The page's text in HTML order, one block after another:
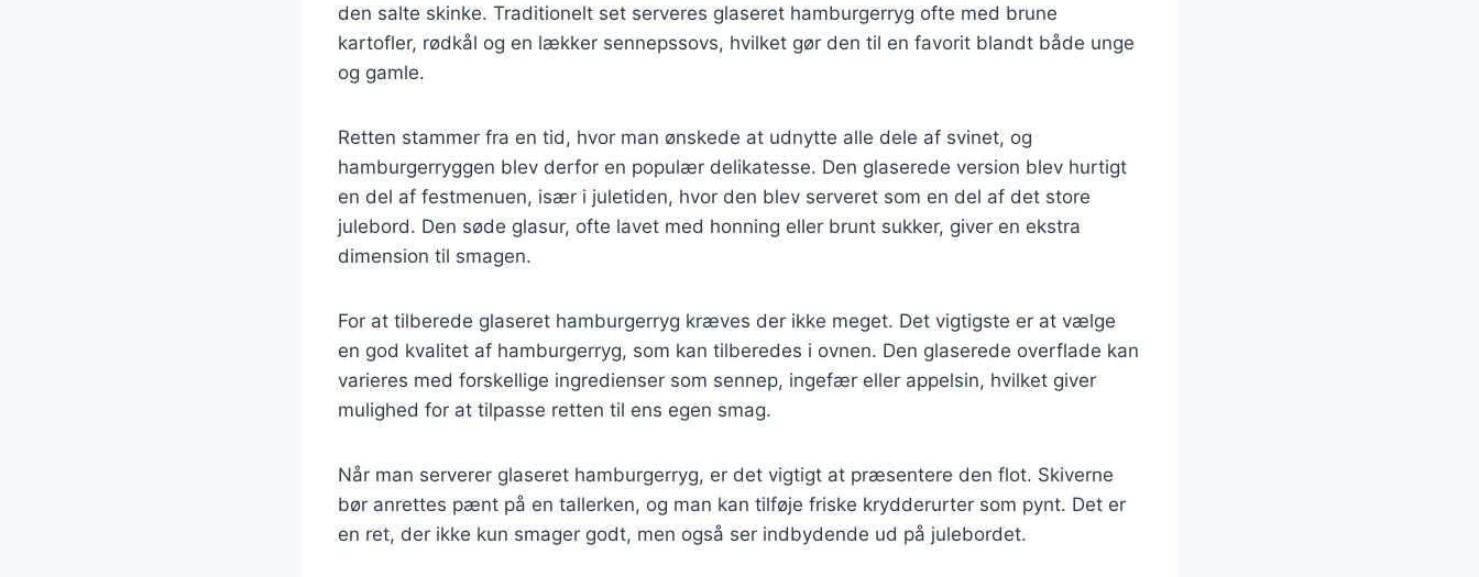
den salte skinke. Traditionelt set serveres glaseret hamburgerryg ofte med brune
kartofler, rødkål og en lækker sennepssovs, hvilket gør den til en favorit blandt både unge
og gamle.
Retten stammer fra en tid, hvor man ønskede at udnytte alle dele af svinet, og
hamburgerryggen blev derfor en populær delikatesse. Den glaserede version blev hurtigt
en del af festmenuen, især i juletiden, hvor den blev serveret som en del af det store
julebord. Den søde glasur, ofte lavet med honning eller brunt sukker, giver en ekstra
dimension til smagen.
For at tilberede glaseret hamburgerryg kræves der ikke meget. Det vigtigste er at vælge
en god kvalitet af hamburgerryg, som kan tilberedes i ovnen. Den glaserede overflade kan
varieres med forskellige ingredienser som sennep, ingefær eller appelsin, hvilket giver
mulighed for at tilpasse retten til ens egen smag.
Når man serverer glaseret hamburgerryg, er det vigtigt at præsentere den flot. Skiverne
bør anrettes pænt på en tallerken, og man kan tilføje friske krydderurter som pynt. Det er
en ret, der ikke kun smager godt, men også ser indbydende ud på julebordet.